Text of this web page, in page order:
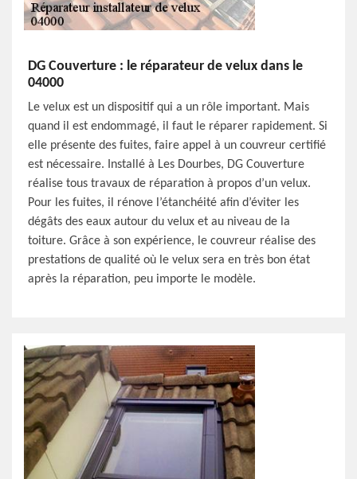
DG Couverture : le réparateur de velux dans le
04000
Le velux est un dispositif qui a un rôle important. Mais
quand il est endommagé, il faut le réparer rapidement. Si
elle présente des fuites, faire appel à un couvreur certifié
est nécessaire. Installé à Les Dourbes, DG Couverture
réalise tous travaux de réparation à propos d’un velux.
Pour les fuites, il rénove l’étanchéité afin d’éviter les
dégâts des eaux autour du velux et au niveau de la
toiture. Grâce à son expérience, le couvreur réalise des
prestations de qualité où le velux sera en très bon état
après la réparation, peu importe le modèle.